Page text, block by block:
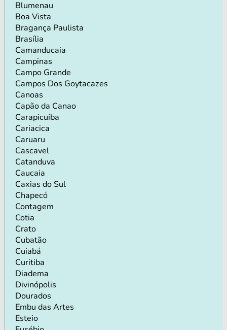
Blumenau
Boa Vista
Bragança Paulista
Brasília
Camanducaia
Campinas
Campo Grande
Campos Dos Goytacazes
Canoas
Capão da Canao
Carapicuíba
Cariacica
Caruaru
Cascavel
Catanduva
Caucaia
Caxias do Sul
Chapecó
Contagem
Cotia
Crato
Cubatão
Cuiabá
Curitiba
Diadema
Divinópolis
Dourados
Embu das Artes
Esteio